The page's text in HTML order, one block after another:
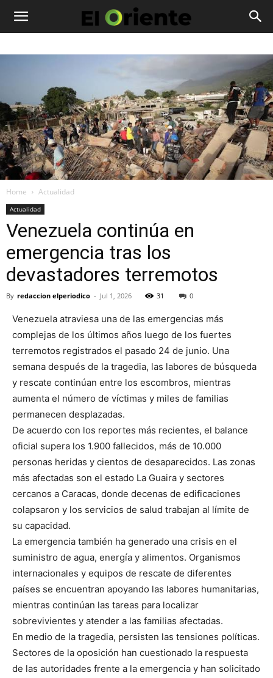
Home Actualidad
Actualidad
Venezuela continúa en
emergencia tras los
devastadores terremotos
By redaccion elperiodico - Jul 1, 2026 31 0
Venezuela atraviesa una de las emergencias más
complejas de los últimos años luego de los fuertes
terremotos registrados el pasado 24 de junio. Una
semana después de la tragedia, las labores de búsqueda
y rescate continúan entre los escombros, mientras
aumenta el número de víctimas y miles de familias
permanecen desplazadas.
De acuerdo con los reportes más recientes, el balance
oficial supera los 1.900 fallecidos, más de 10.000
personas heridas y cientos de desaparecidos. Las zonas
más afectadas son el estado La Guaira y sectores
cercanos a Caracas, donde decenas de edificaciones
colapsaron y los servicios de salud trabajan al límite de
su capacidad.
La emergencia también ha generado una crisis en el
suministro de agua, energía y alimentos. Organismos
internacionales y equipos de rescate de diferentes
países se encuentran apoyando las labores humanitarias,
mientras continúan las tareas para localizar
sobrevivientes y atender a las familias afectadas.
En medio de la tragedia, persisten las tensiones políticas.
Sectores de la oposición han cuestionado la respuesta
de las autoridades frente a la emergencia y han solicitado